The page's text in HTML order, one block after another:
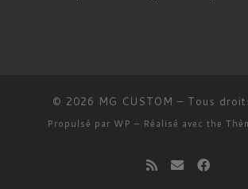
© 2026 MG CUSTOM – Tous
Propulsé par WP – Réalisé avec the